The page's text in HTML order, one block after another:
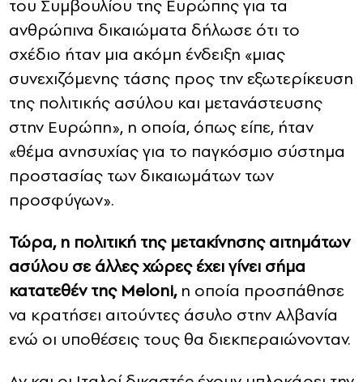
του Συμβουλίου της Ευρώπης για τα
ανθρώπινα δικαιώματα δήλωσε ότι το
σχέδιο ήταν μια ακόμη ένδειξη «μιας
συνεχιζόμενης τάσης προς την εξωτερίκευση
της πολιτικής ασύλου και μετανάστευσης
στην Ευρώπη», η οποία, όπως είπε, ήταν
«θέμα ανησυχίας για το παγκόσμιο σύστημα
προστασίας των δικαιωμάτων των
προσφύγων».
Τώρα, η πολιτική της μετακίνησης αιτημάτων
ασύλου σε άλλες χώρες έχει γίνει σήμα
κατατεθέν της Meloni,η οποία προσπάθησε
να κρατήσει αιτούντες άσυλο στην Αλβανία
ενώ οι υποθέσεις τους θα διεκπεραιώνονταν.